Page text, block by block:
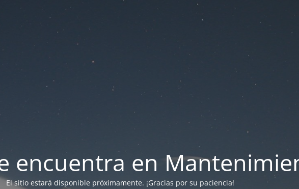
encuentra en
El sitio estará disponible próximamente. ¡Gracias por su paciencia!